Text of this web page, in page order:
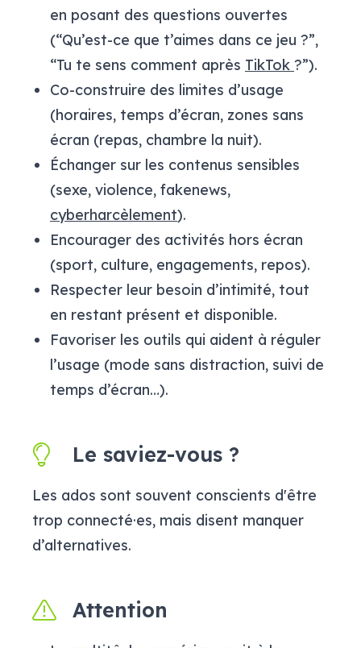
en posant des questions ouvertes
(“Qu’est-ce que t’aimes dans ce jeu ?”,
“Tu te sens comment après TikTok ?”).
Co-construire des limites d’usage
(horaires, temps d’écran, zones sans
écran (repas, chambre la nuit).
Échanger sur les contenus sensibles
(sexe, violence, fakenews,
cyberharcèlement).
Encourager des activités hors écran
(sport, culture, engagements, repos).
Respecter leur besoin d’intimité, tout
en restant présent et disponible.
Favoriser les outils qui aident à réguler
l’usage (mode sans distraction, suivi de
temps d’écran…).
Le saviez-vous ?
Les ados sont souvent conscients d'être
trop connecté·es, mais disent manquer
d’alternatives.
Attention